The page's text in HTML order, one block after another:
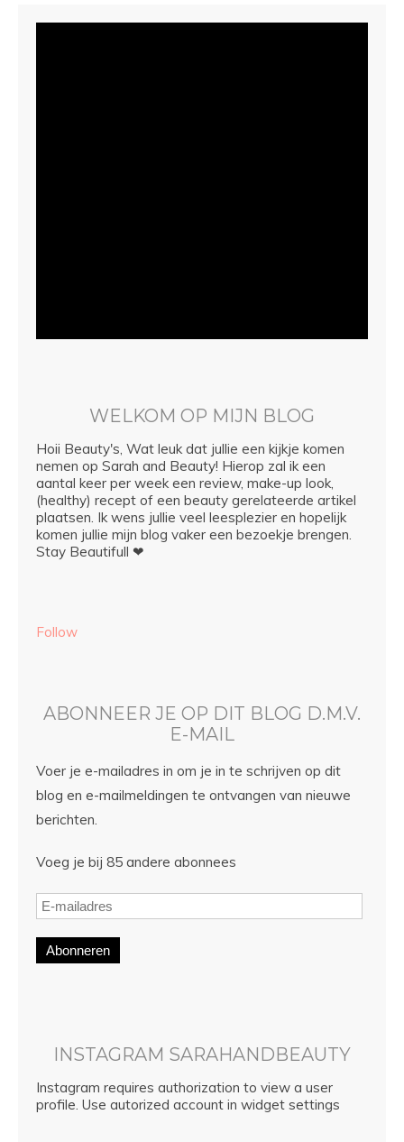
WELKOM OP MIJN BLOG
Hoii Beauty's, Wat leuk dat jullie een kijkje komen
nemen op Sarah and Beauty! Hierop zal ik een
aantal keer per week een review, make-up look,
(healthy) recept of een beauty gerelateerde artikel
plaatsen. Ik wens jullie veel leesplezier en hopelijk
komen jullie mijn blog vaker een bezoekje brengen.
Stay Beautifull ❤
Follow
ABONNEER JE OP DIT BLOG D.M.V.
E-MAIL
Voer je e-mailadres in om je in te schrijven op dit
blog en e-mailmeldingen te ontvangen van nieuwe
berichten.
Voeg je bij 85 andere abonnees
Abonneren
INSTAGRAM SARAHANDBEAUTY
Instagram requires authorization to view a user
profile. Use autorized account in widget settings